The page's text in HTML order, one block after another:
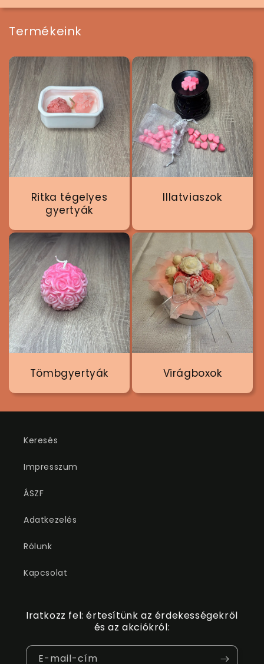
e
c
u
k
h
a
t
ó
t
a
r
l
o
m
Termékeink
Ritka tégelyes
gyertyák
Illatviaszok
Tömbgyertyák Virágboxok
Keresés
Impresszum
ÁSZF
Adatkezelés
Rólunk
Kapcsolat
Iratkozz fel: értesítünk az érdekességekről
és az akciókról:
E-mail-cím